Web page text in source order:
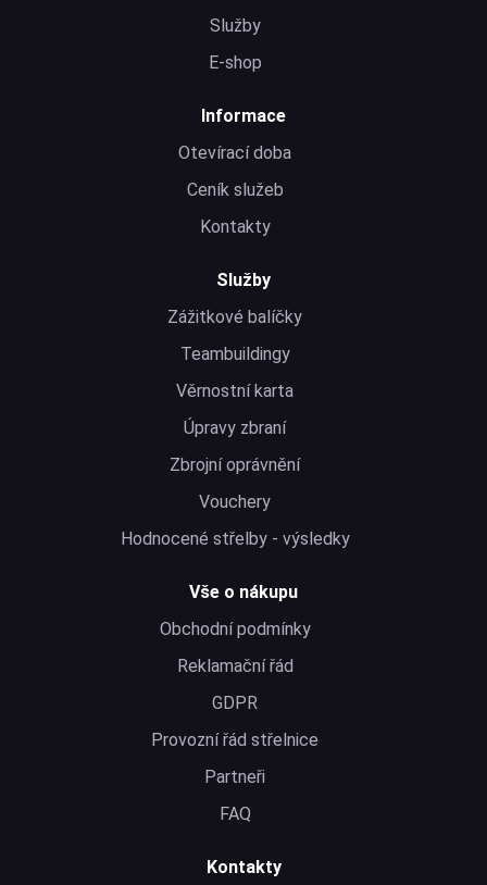
Služby
E-shop
Informace
Otevírací doba
Ceník služeb
Kontakty
Služby
Zážitkové balíčky
Teambuildingy
Věrnostní karta
Úpravy zbraní
Zbrojní oprávnění
Vouchery
Hodnocené střelby - výsledky
Vše o nákupu
Obchodní podmínky
Reklamační řád
GDPR
Provozní řád střelnice
Partneři
FAQ
Kontakty